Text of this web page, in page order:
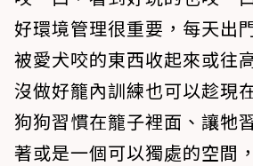
好環境管理很重要，每天出
被愛犬咬的東西收起來或往
沒做好籠內訓練也可以趁現
狗狗習慣在籠子裡面、讓牠
著或是一個可以獨處的空間